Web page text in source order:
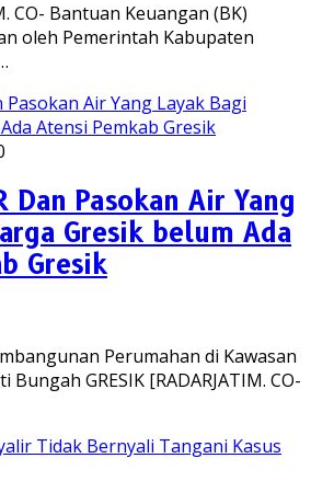
CO- Bantuan Keuangan (BK)
oleh Pemerintah Kabupaten
Dan Pasokan Air Yang
Gresik belum Ada
Gresik
Perumahan di Kawasan
Bungah GRESIK [RADARJATIM. CO-